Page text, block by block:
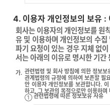
4. 이용자 개인정보의 보유 :
회사는 이용자의 개인정보를 원
유 및 이용하며 개인정보의 수집
파기 요청이 있는 경우 지체 없
서는 아래의 이유로 명시한 기간
가. 관련법령 및 회사 방침에 의한 정보보
관계법령의 규정에 의하여 보존할 필
안 이용자 개인정보를 보관합니다.
하고, 그 보관의 목적으로만 이용하
① 관련법령에 따른 정보보유 사유